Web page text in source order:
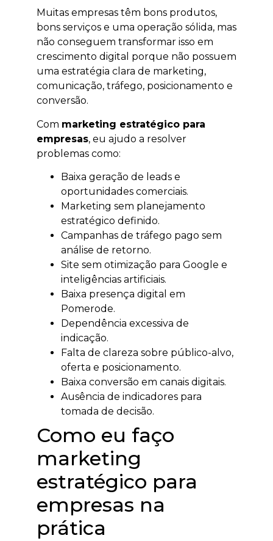
Muitas empresas têm bons produtos,
bons serviços e uma operação sólida, mas
não conseguem transformar isso em
crescimento digital porque não possuem
uma estratégia clara de marketing,
comunicação, tráfego, posicionamento e
conversão.
Com marketing estratégico para
empresas, eu ajudo a resolver
problemas como:
Baixa geração de leads e
oportunidades comerciais.
Marketing sem planejamento
estratégico definido.
Campanhas de tráfego pago sem
análise de retorno.
Site sem otimização para Google e
inteligências artificiais.
Baixa presença digital em
Pomerode.
Dependência excessiva de
indicação.
Falta de clareza sobre público-alvo,
oferta e posicionamento.
Baixa conversão em canais digitais.
Ausência de indicadores para
tomada de decisão.
Como eu faço
marketing
estratégico para
empresas na
prática